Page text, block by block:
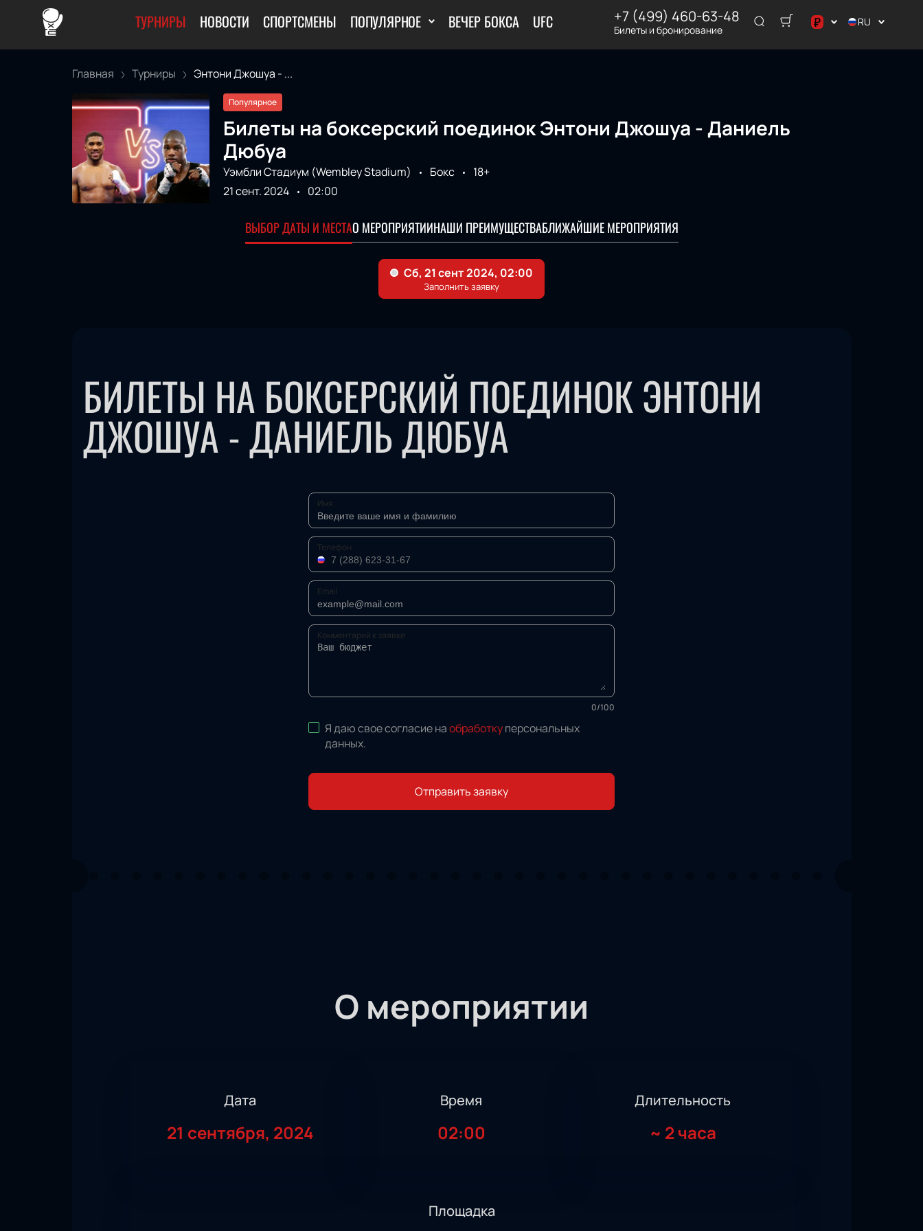
ТУРНИРЫ НОВОСТИ СПОРТСМЕНЫ ПОПУЛЯРНОЕ ВЕЧЕР БОКСА UFC +7 (499) 460-63-48
Билеты и бронирование ₽
د.إ
RU
Главная Турниры Энтони Джошуа - ...
Популярное
Билеты на боксерский поединок Энтони Джошуа - Даниель
Дюбуа
Уэмбли Стадиум (Wembley Stadium) Бокс
18+
21 сент. 2024
02:00
ВЫБОР ДАТЫ И МЕСТАО МЕРОПРИЯТИИНАШИ ПРЕИМУЩЕСТВАБЛИЖАЙШИЕ МЕРОПРИЯТИЯ
БИЛЕТЫ НА БОКСЕРСКИЙ ПОЕДИНОК ЭНТОНИ
ДЖОШУА - ДАНИЕЛЬ ДЮБУА
Имя
Телефон
Email
Комментарий к заявке
0/100
Я даю свое согласие наобработкуперсональных
данных.
Отправить заявку
О мероприятии
Дата
21 сентября, 2024
Время
02:00
Длительность
~ 2 часа
Площадка